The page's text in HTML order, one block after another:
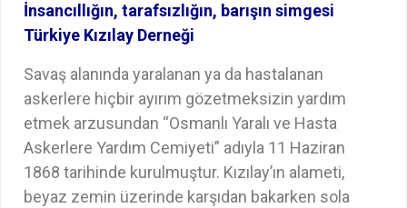
İnsancıllığın, tarafsızlığın, barışın simgesi
Türkiye Kızılay Derneği
Savaş alanında yaralanan ya da hastalanan
askerlere hiçbir ayırım gözetmeksizin yardım
etmek arzusundan “Osmanlı Yaralı ve Hasta
Askerlere Yardım Cemiyeti” adıyla 11 Haziran
1868 tarihinde kurulmuştur. Kızılay’ın alameti,
beyaz zemin üzerinde karşıdan bakarken sola